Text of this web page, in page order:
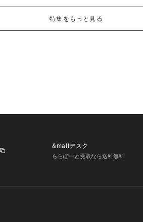
特集をもっと見る
&mallデスク
ららぽーと受取なら送料無料